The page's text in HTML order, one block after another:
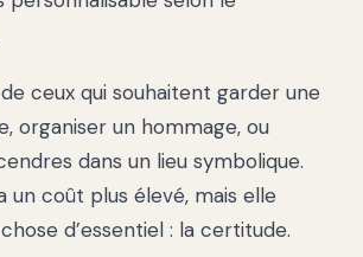
ceux qui souhaitent garder une
organiser un hommage, ou
dans un lieu symbolique.
un coût plus élevé, mais elle
d’essentiel : la certitude.